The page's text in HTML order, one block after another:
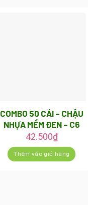
COMBO 50 CÁI – CHẬU
NHỰA MỀM ĐEN – C6
42.500₫
Thêm vào giỏ hàng